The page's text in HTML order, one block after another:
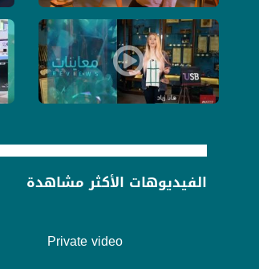
يلا نرجع الاكل الصالح !! - الكاملة - حلقة - 14-3-2017-برنامج #USB- قناة مساواة
الفيديوهات الأكثر مشاهدة
Private video